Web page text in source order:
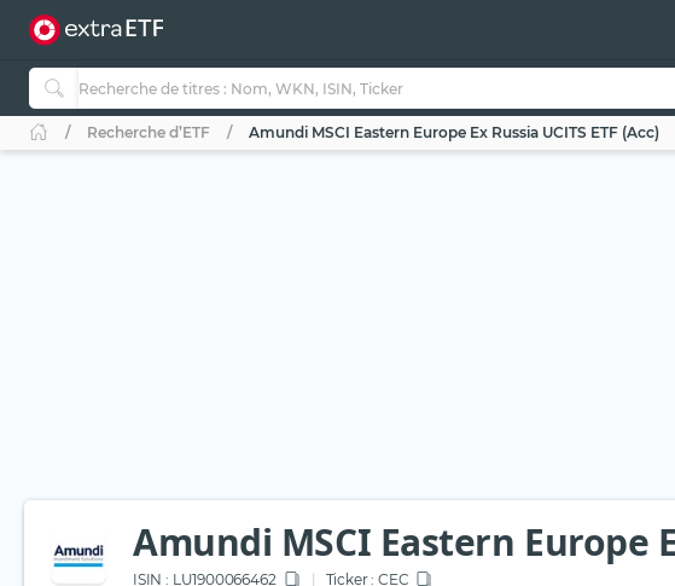
Recherche d’ETF Amundi MSCI Eastern Europe Ex Russia UCITS ETF (Acc)
Amundi MSCI Eastern Europe
ISIN : LU1900066462 Ticker : CEC